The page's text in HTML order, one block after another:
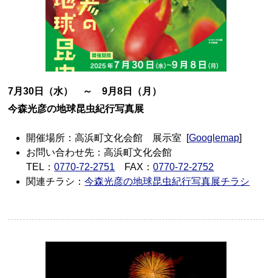
7月30日（水） ～ 9月8日（月）
今森光彦の地球昆虫紀行写真展
開催場所：高浜町文化会館 展示室 [Googlemap]
お問い合わせ先：高浜町文化会館
TEL：0770-72-2751 FAX：0770-72-2752
関連チラシ：今森光彦の地球昆虫紀行写真展チラシ